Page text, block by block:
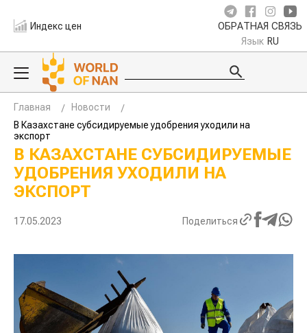
Индекс цен ОБРАТНАЯ СВЯЗЬ
Язык RU
Главная
Новости
В Казахстане субсидируемые удобрения уходили на
экспорт
В КАЗАХСТАНЕ СУБСИДИРУЕМЫЕ
УДОБРЕНИЯ УХОДИЛИ НА
ЭКСПОРТ
17.05.2023 Поделиться